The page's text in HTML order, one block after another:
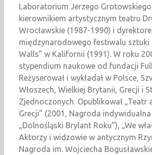
Laboratorium Jerzego
kierownikiem artystycznym teatru
Wrocławskie (1987-1990) i
międzynarodowego festiwalu sztuki
Walls” w Kalifornii (1991). W roku
stypendium naukowe od fundacji
Reżyserował i wykładał w Polsce,
Włoszech, Wielkiej Brytanii, Grecji i
Zjednoczonych. Opublikował „Teatr
Grecji” (2001, Nagroda indywidualna
„Dolnośląski Brylant Roku”), „We
Aktorzy i widzowie w antycznym
Nagroda im. Wojciecha